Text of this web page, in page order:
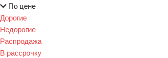
По цене
Дорогие
Недорогие
Распродажа
В рассрочку